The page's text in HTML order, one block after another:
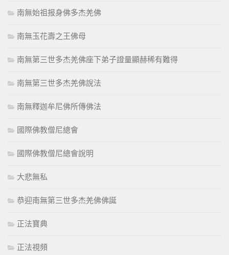
南無始祖报身佛多杰羌佛
南無玉花壽之王佛母
南無第三世多杰羌佛座下弟子證量顯赫稀有難得
南無第三世多杰羌佛說法
南無釋迦牟尼佛所傳佛法
國際佛教僧尼總會
國際佛教僧尼總會說明
大悲無私
恭迎南無第三世多杰羌佛佛誕
正法寶典
正法視頻